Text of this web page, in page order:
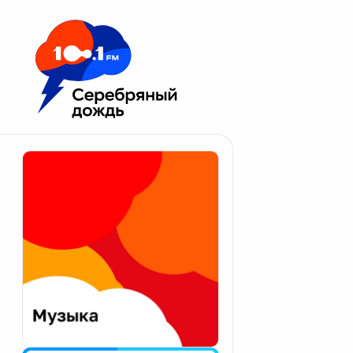
Москва 100.1 FM
Апатиты
Екатеринбург
Калининград
Калуга